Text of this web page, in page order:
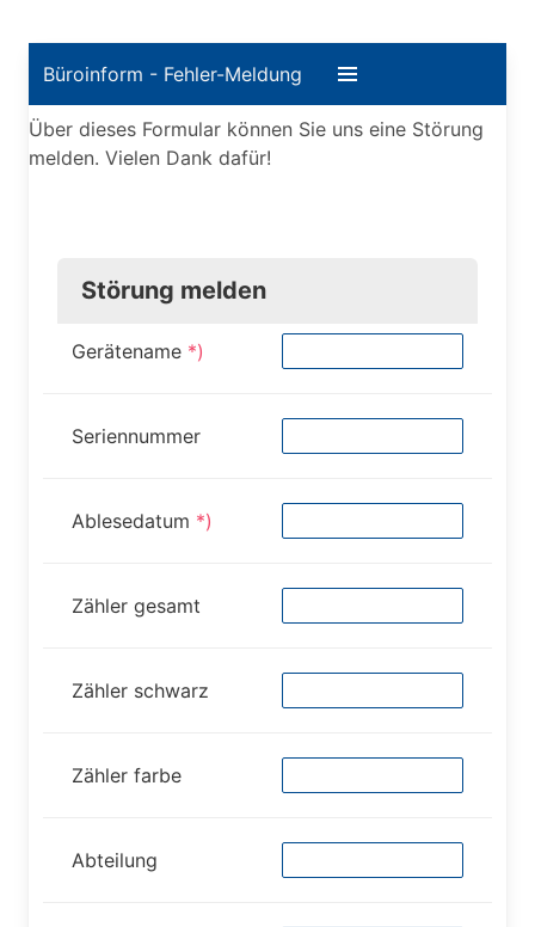
Büroinform - Fehler-Meldung
Über dieses Formular können Sie uns eine Störung
melden. Vielen Dank dafür!
Störung melden
Gerätename *)
Seriennummer
Ablesedatum *)
Zähler gesamt
Zähler schwarz
Zähler farbe
Abteilung